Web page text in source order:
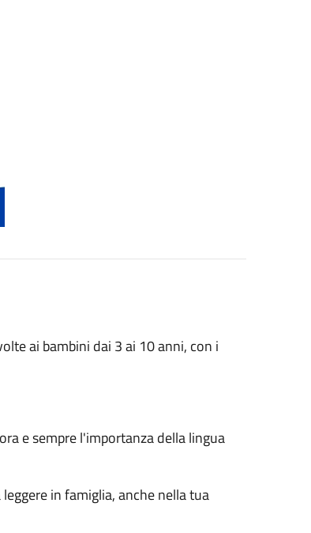
ai bambini dai 3 ai 10 anni, con i
e sempre l'importanza della lingua
in famiglia, anche nella tua